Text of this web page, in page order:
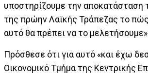
υποστηρίζουμε την
της πρώην Λαϊκής Τράπεζας το
αυτό θα πρέπει να το
Πρόσθεσε ότι για αυτό «και έχω
Οικονομικό Τμήμα της Κεντρικής